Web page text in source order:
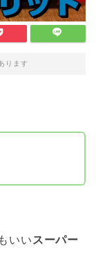
ります
いい スーパー